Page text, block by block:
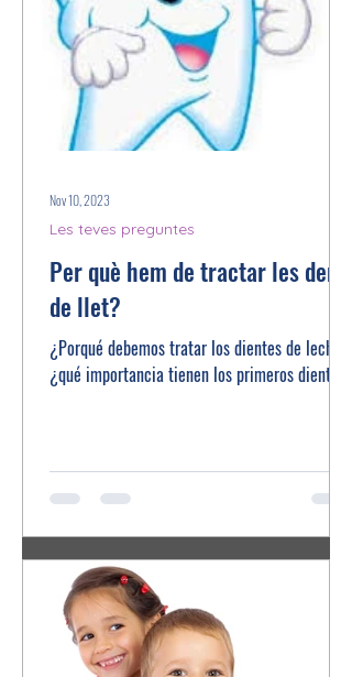
Per què hem de tractar les dents
de llet?
¿Porqué debemos tratar los dientes de leche?
¿qué importancia tienen los primeros dientes?
Les teves preguntes
Nov 10, 2023